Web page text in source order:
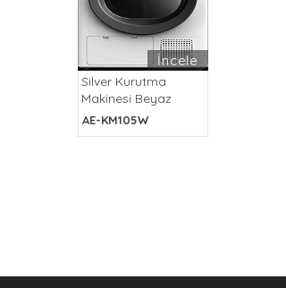
İncele
Silver Kurutma
Makinesi Beyaz
AE-KM105W